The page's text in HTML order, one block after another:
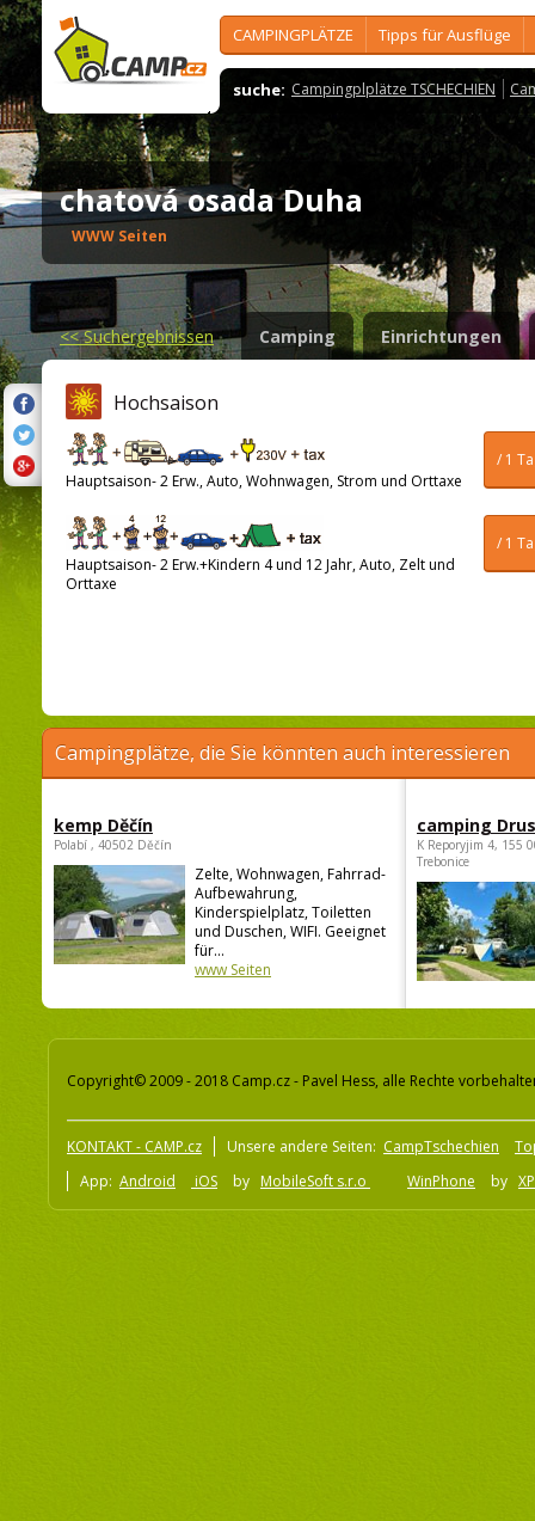
CAMPINGPLÄTZE Tipps für Ausflüge
suche: Campingplplätze TSCHECHIEN
chatová osada Duha
WWW Seiten
<<Suchergebnissen Camping Einrichtungen
Hochsaison
/ 1
Hauptsaison- 2 Erw., Auto, Wohnwagen, Strom und Orttaxe
/ 1
Hauptsaison- 2 Erw.+Kindern 4 und 12 Jahr, Auto, Zelt und
Orttaxe
Campingplätze, die Sie könnten auch interessieren
kemp Děčín
Polabí , 40502 Děčín
Zelte, Wohnwagen, Fahrrad-
Aufbewahrung,
Kinderspielplatz, Toiletten
und Duschen, WIFI. Geeignet
für...
www Seiten
camping
K Reporyjim 4, 155
Trebonice
Copyright© 2009 - 2018 Camp.cz - Pavel Hess, alle Rechte
KONTAKT - CAMP.cz Unsere andere Seiten: CampTschechien
App: Android iOS by MobileSoft s.r.o WinPhone by